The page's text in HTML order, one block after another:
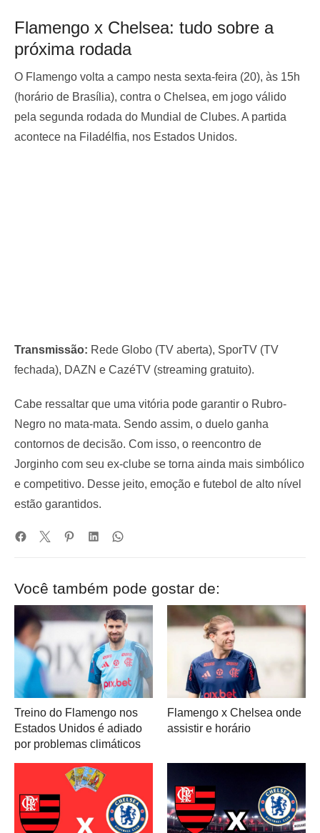
Flamengo x Chelsea: tudo sobre a
próxima rodada
O Flamengo volta a campo nesta sexta-feira (20), às 15h
(horário de Brasília), contra o Chelsea, em jogo válido
pela segunda rodada do Mundial de Clubes. A partida
acontece na Filadélfia, nos Estados Unidos.
Transmissão: Rede Globo (TV aberta), SporTV (TV
fechada), DAZN e CazéTV (streaming gratuito).
Cabe ressaltar que uma vitória pode garantir o Rubro-
Negro no mata-mata. Sendo assim, o duelo ganha
contornos de decisão. Com isso, o reencontro de
Jorginho com seu ex-clube se torna ainda mais simbólico
e competitivo. Desse jeito, emoção e futebol de alto nível
estão garantidos.
Você também pode gostar de:
Treino do Flamengo nos
Estados Unidos é adiado
por problemas climáticos
Flamengo x Chelsea onde
assistir e horário